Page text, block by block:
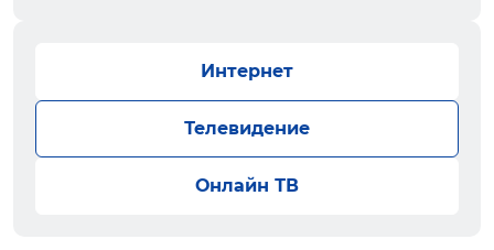
Интернет
Телевидение
Онлайн ТВ